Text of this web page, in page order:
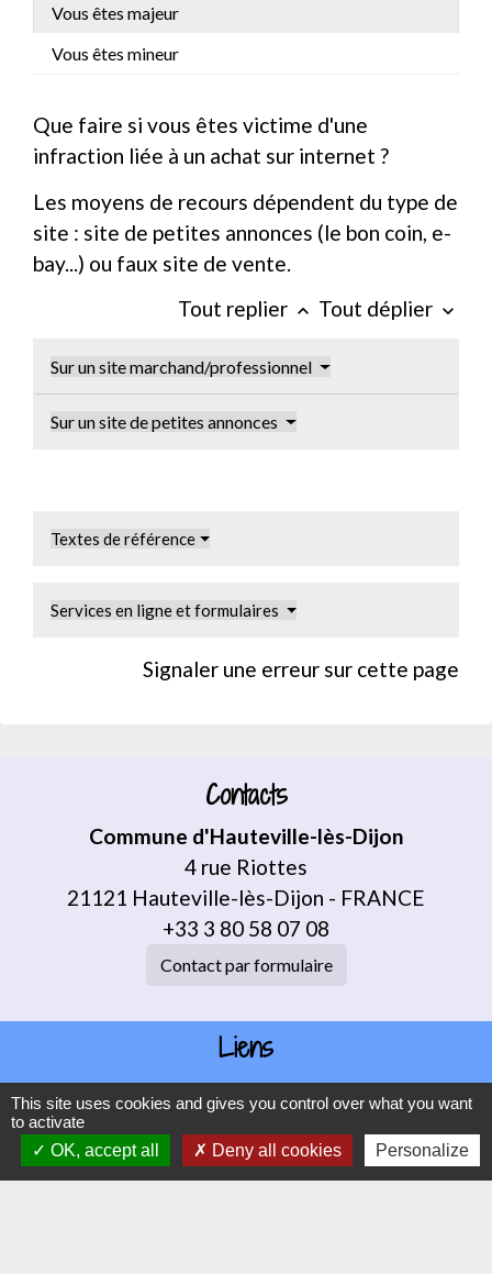
Vous êtes majeur
Vous êtes mineur
Que faire si vous êtes victime d'une
infraction liée à un achat sur internet ?
Les moyens de recours dépendent du type de
site : site de petites annonces (le bon coin, e-
bay...) ou faux site de vente.
Tout replier keyboard_arrow_up Tout déplier keyboard_arrow_down
Sur un site marchand/professionnel
Sur un site de petites annonces
Textes de référence
Services en ligne et formulaires
Signaler une erreur sur cette page
Contacts
Commune d'Hauteville-lès-Dijon
4 rue Riottes
21121 Hauteville-lès-Dijon - FRANCE
+33 3 80 58 07 08
Contact par formulaire
Liens
Dijon Métropole
Jumelage
Orvitis
This site uses cookies and gives you control over what you want
to activate
OK, accept all
Deny all cookies Personalize